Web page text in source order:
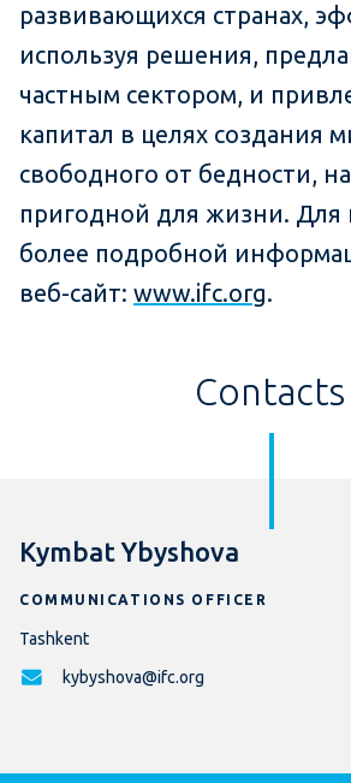
развивающихся странах,
используя решения,
частным сектором, и
капитал в целях создания
свободного от бедности,
пригодной для жизни. Для
более подробной
веб-сайт: www.ifc.org.
Contacts
Kymbat Ybyshova
COMMUNICATIONS OFFICER
Tashkent
kybyshova@ifc.org